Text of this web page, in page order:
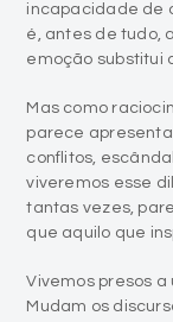
incapacidade de
é, antes de tudo,
emoção substitui
Mas como
parece
conflitos,
viveremos esse
tantas vezes,
que aquilo que
Vivemos presos
Mudam os